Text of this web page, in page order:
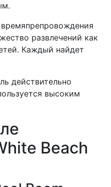
развлечений как
Каждый найдет
действительно
высоким
Beach